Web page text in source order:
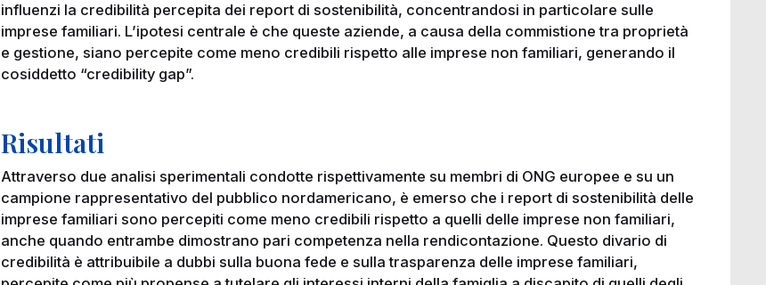
influenzi la credibilità percepita dei report di sostenibilità, concentrandosi in particolare sulle
imprese familiari. L’ipotesi centrale è che queste aziende, a causa della commistione tra proprietà
e gestione, siano percepite come meno credibili rispetto alle imprese non familiari, generando il
cosiddetto “credibility gap”.
Risultati
Attraverso due analisi sperimentali condotte rispettivamente su membri di ONG europee e su un
campione rappresentativo del pubblico nordamericano, è emerso che i report di sostenibilità delle
imprese familiari sono percepiti come meno credibili rispetto a quelli delle imprese non familiari,
anche quando entrambe dimostrano pari competenza nella rendicontazione. Questo divario di
credibilità è attribuibile a dubbi sulla buona fede e sulla trasparenza delle imprese familiari,